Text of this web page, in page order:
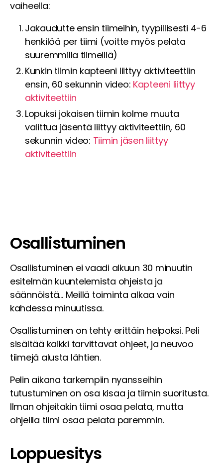
vaiheella:
Jakaudutte ensin tiimeihin, tyypillisesti 4-6
henkilöä per tiimi (voitte myös pelata
suuremmilla tiimeillä)
Kunkin tiimin kapteeni liittyy aktiviteettiin
ensin, 60 sekunnin video: Kapteeni liittyy
aktiviteettiin
Lopuksi jokaisen tiimin kolme muuta
valittua jäsentä liittyy aktiviteettiin, 60
sekunnin video: Tiimin jäsen liittyy
aktiviteettiin
Osallistuminen
Osallistuminen ei vaadi alkuun 30 minuutin
esitelmän kuuntelemista ohjeista ja
säännöistä… Meillä toiminta alkaa vain
kahdessa minuutissa.
Osallistuminen on tehty erittäin helpoksi. Peli
sisältää kaikki tarvittavat ohjeet, ja neuvoo
tiimejä alusta lähtien.
Pelin aikana tarkempiin nyansseihin
tutustuminen on osa kisaa ja tiimin suoritusta.
Ilman ohjeitakin tiimi osaa pelata, mutta
ohjeilla tiimi osaa pelata paremmin.
Loppuesitys